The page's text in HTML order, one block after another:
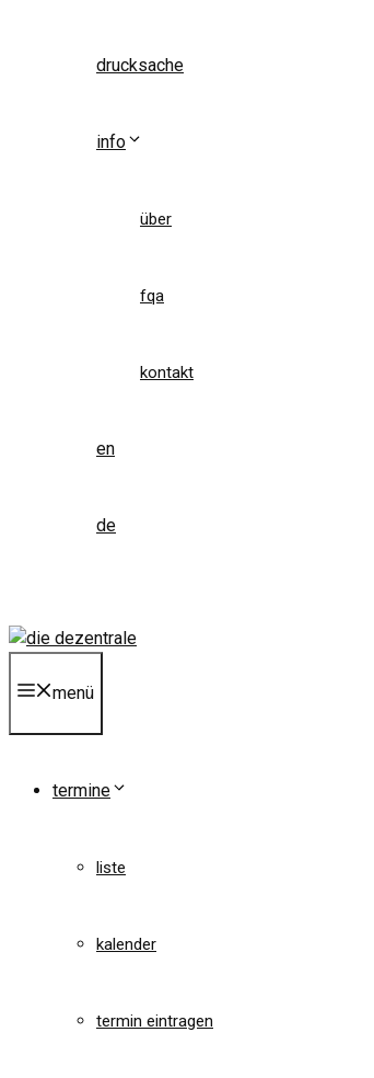
drucksache
info
über
fqa
kontakt
en
de
menü
termine
liste
kalender
termin eintragen